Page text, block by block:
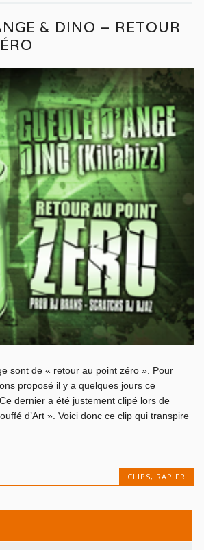
& DINO – RETOUR
sont de « retour au point zéro ». Pour
proposé il y a quelques jours ce
dernier a été justement clipé lors de
d’Art ». Voici donc ce clip qui transpire
CLIPS, RAP FR